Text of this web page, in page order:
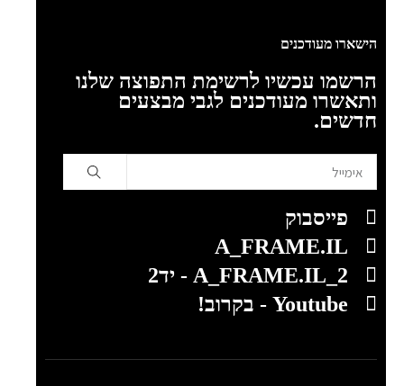
הישארו מעודכנים
הרשמו עכשיו לרשימת התפוצה שלנו
ותאשרו מעודכנים לגבי מבצעים
חדשים.
פייסבוק
A_FRAME.IL
A_FRAME.IL_2 - יד2
Youtube - בקרוב!